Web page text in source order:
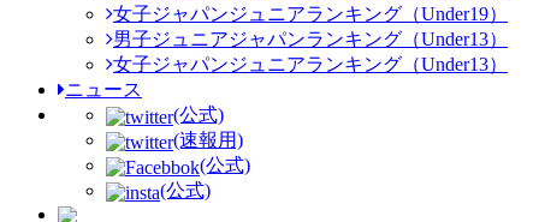
女子ジャパンジュニアランキング（Under19）
男子ジュニアジャパンランキング（Under13）
女子ジャパンジュニアランキング（Under13）
ニュース
(公式)
(速報用)
(公式)
(公式)